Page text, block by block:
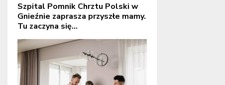
Szpital Pomnik Chrztu Polski w
Gnieźnie zaprasza przyszłe mamy.
Tu zaczyna się...